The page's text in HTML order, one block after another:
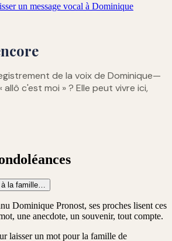
un message vocal à Dominique
de la voix de Dominique—
allô c'est moi » ? Elle peut vivre ici,
à la famille…
Dominique Pronost, ses proches lisent ces
une anecdote, un souvenir, tout compte.
laisser un mot pour la famille de